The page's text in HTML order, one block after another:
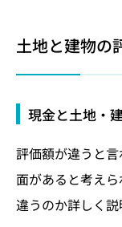
土地と建物の
現金と土地・
評価額が違うと
面があると考え
違うのか詳しく説